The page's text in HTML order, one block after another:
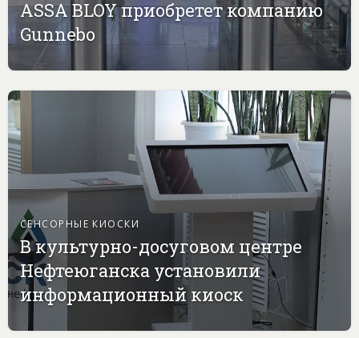
ASSA BLOY приобретет компанию
Gunnebo
СЕНСОРНЫЕ КИОСКИ
В культурно-досуговом центре
Нефтеюганска установили
информационный киоск